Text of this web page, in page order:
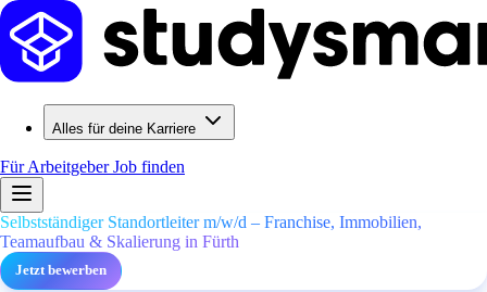
Alles für deine Karriere
Für ArbeitgeberJob finden
Selbstständiger Standortleiter m/w/d – Franchise, Immobilien,
Teamaufbau & Skalierung in Fürth
Jetzt bewerben